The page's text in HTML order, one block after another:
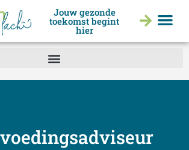
Jouw gezonde
toekomst begint
hier